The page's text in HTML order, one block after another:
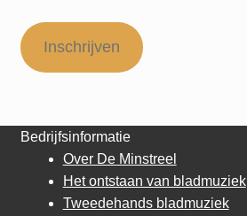
Inschrijven
Bedrijfsinformatie
Over De Minstreel
Het ontstaan van bladmuziek
Tweedehands bladmuziek